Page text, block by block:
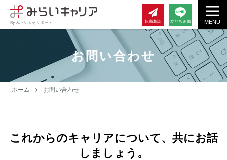
MENU
転職相談 友だち追加
お問い合わせ
ホーム お問い合わせ
これからのキャリアについて、共にお話
しましょう。